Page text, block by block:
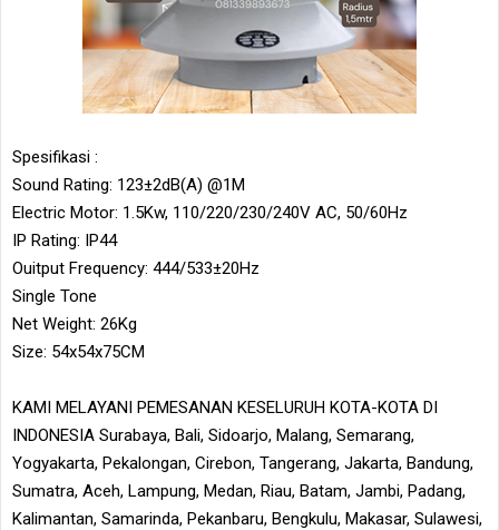
Spesifikasi :
Sound Rating: 123±2dB(A) @1M
Electric Motor: 1.5Kw, 110/220/230/240V AC, 50/60Hz
IP Rating: IP44
Ouitput Frequency: 444/533±20Hz
Single Tone
Net Weight: 26Kg
Size: 54x54x75CM
KAMI MELAYANI PEMESANAN KESELURUH KOTA-KOTA DI
INDONESIA Surabaya, Bali, Sidoarjo, Malang, Semarang,
Yogyakarta, Pekalongan, Cirebon, Tangerang, Jakarta, Bandung,
Sumatra, Aceh, Lampung, Medan, Riau, Batam, Jambi, Padang,
Kalimantan, Samarinda, Pekanbaru, Bengkulu, Makasar, Sulawesi,